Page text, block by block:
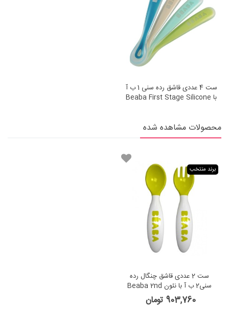
ست 4 عددی قاشق رده سنی 1 ب آ
با Beaba First Stage Silicone
محصولات مشاهده شده
برند منتخب
ست 2 عددی قاشق چنگال رده
سنی2 ب آ با نئون Beaba 2nd
Stage Ergonomic Baby
Cutlery Neon
903,760 تومان